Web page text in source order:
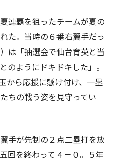
連覇を狙ったチームが夏の
た。当時の６番右翼手だっ
は「抽選会で仙台育英と当
のようにドキドキした」。
から応援に懸け付け、一塁
ちの戦う姿を見守ってい
手が先制の２点二塁打を放
回を終わって４－０。５年